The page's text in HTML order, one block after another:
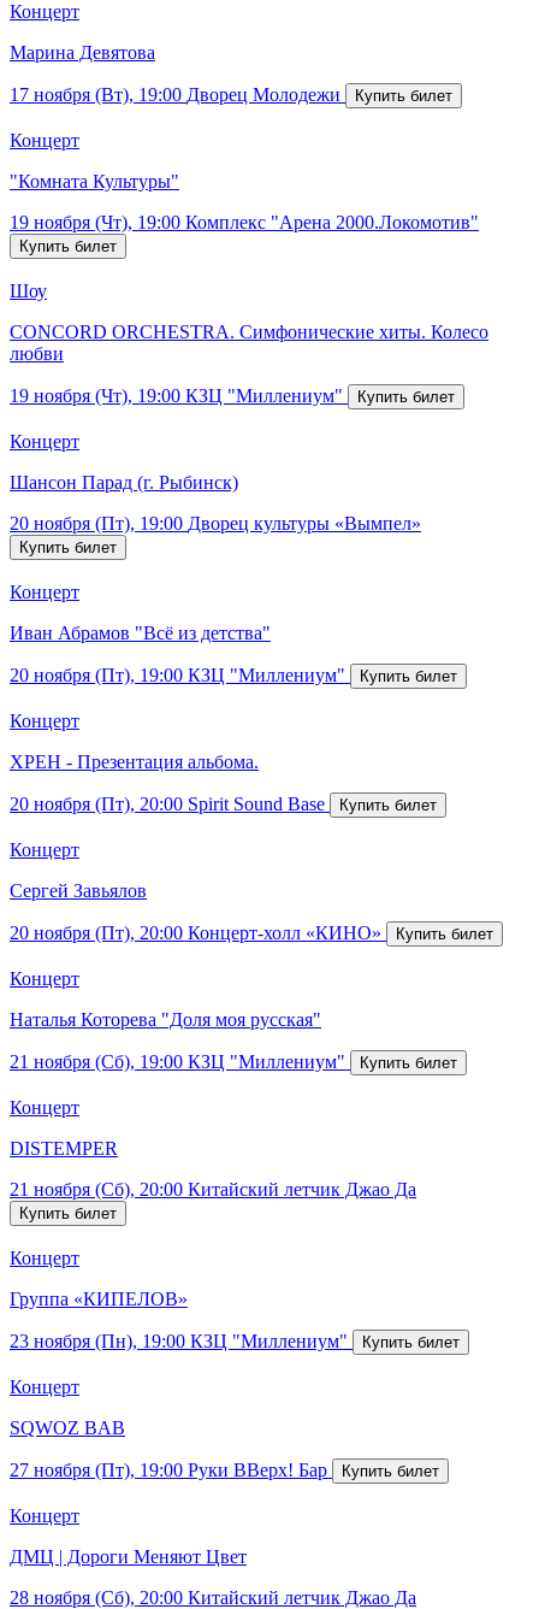
Концерт
Марина Девятова
17 ноября (Вт), 19:00 Дворец Молодежи
Концерт
"Комната Культуры"
19 ноября (Чт), 19:00 Комплекс "Арена 2000.Локомотив"
Шоу
CONCORD ORCHESTRA. Симфонические хиты. Колесо
любви
19 ноября (Чт), 19:00 КЗЦ "Миллениум"
Концерт
Шансон Парад (г. Рыбинск)
20 ноября (Пт), 19:00 Дворец культуры «Вымпел»
Концерт
Иван Абрамов "Всё из детства"
20 ноября (Пт), 19:00 КЗЦ "Миллениум"
Концерт
ХРЕН - Презентация альбома.
20 ноября (Пт), 20:00 Spirit Sound Base
Концерт
Сергей Завьялов
20 ноября (Пт), 20:00 Концерт-холл «КИНО»
Концерт
Наталья Которева "Доля моя русская"
21 ноября (Сб), 19:00 КЗЦ "Миллениум"
Концерт
DISTEMPER
21 ноября (Сб), 20:00 Китайский летчик Джао Да
Концерт
Группа «КИПЕЛОВ»
23 ноября (Пн), 19:00 КЗЦ "Миллениум"
Концерт
SQWOZ BAB
27 ноября (Пт), 19:00 Руки ВВерх! Бар
Концерт
ДМЦ | Дороги Меняют Цвет
28 ноября (Сб), 20:00 Китайский летчик Джао Да